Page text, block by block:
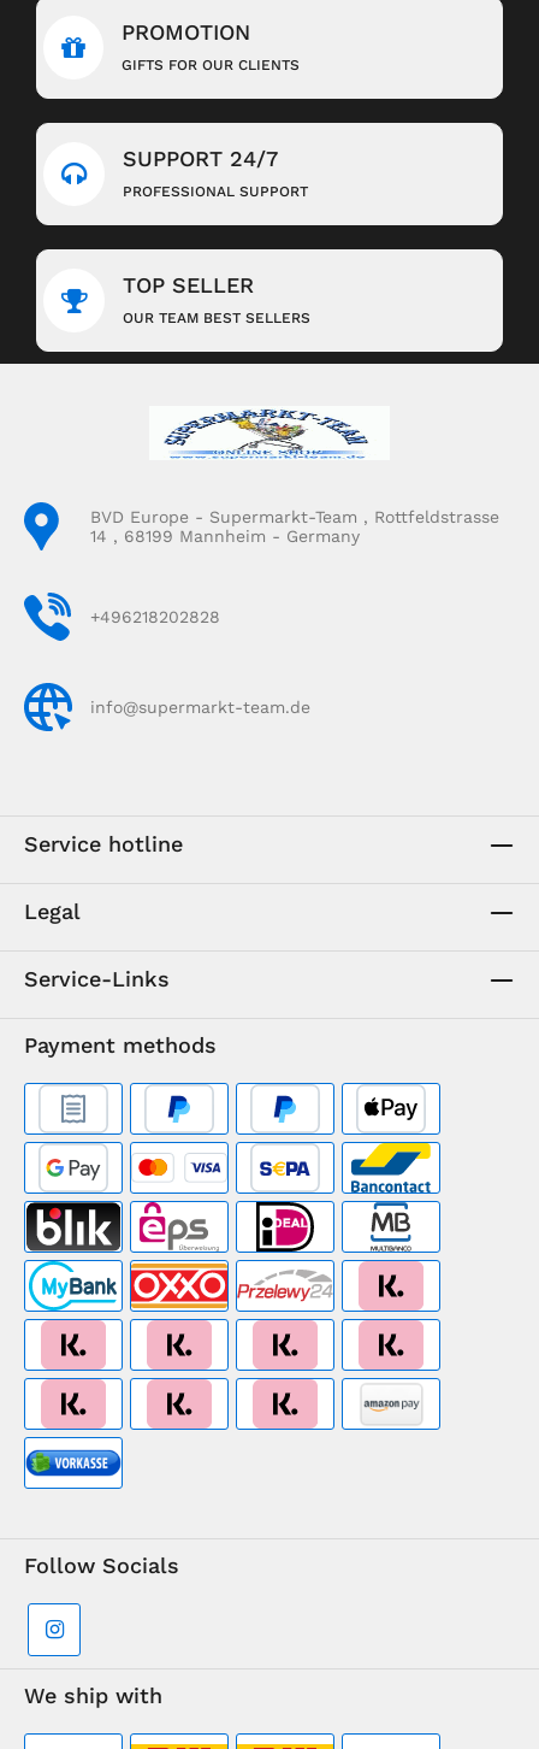
PROMOTION
GIFTS FOR OUR CLIENTS
SUPPORT 24/7
PROFESSIONAL SUPPORT
TOP SELLER
OUR TEAM BEST SELLERS
BVD Europe - Supermarkt-Team , Rottfeldstrasse
14 , 68199 Mannheim - Germany
+496218202828
info@supermarkt-team.de
Service hotline
Legal
Service-Links
Payment methods
Follow Socials
We ship with